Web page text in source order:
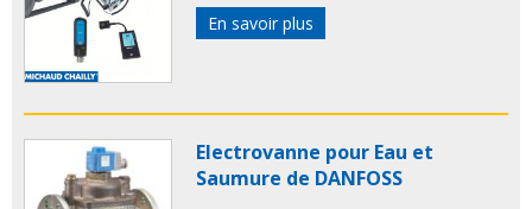
En savoir plus
Electrovanne pour Eau et
Saumure de DANFOSS